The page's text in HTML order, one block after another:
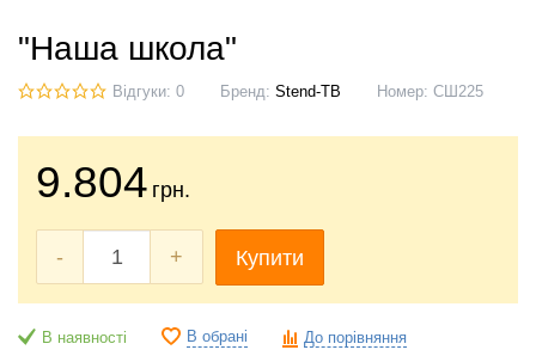
"Наша школа"
Відгуки: 0 Бренд: Stend-TB Номер: СШ225
9.804 грн.
- + Купити
В наявності В обрані До порівняння